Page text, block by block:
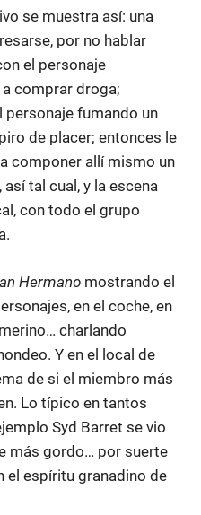
se muestra así: una
por no hablar
el personaje
comprar droga;
personaje fumando un
de placer; entonces le
componer allí mismo un
tal cual, y la escena
con todo el grupo
Hermano mostrando el
en el coche, en
charlando
Y en el local de
de si el miembro más
Lo típico en tantos
Syd Barret se vio
más gordo… por suerte
el espíritu granadino de